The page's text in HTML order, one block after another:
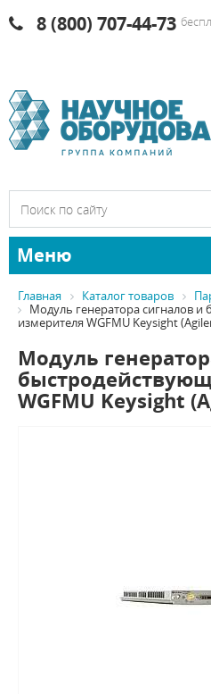
8 (800) 707-44-73
Меню
Главная Каталог товаров
Модуль генератора сигналов и
измерителя WGFMU Keysight
Модуль
WGFMU Keysight